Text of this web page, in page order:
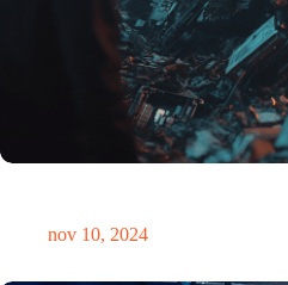
nov 10, 2024